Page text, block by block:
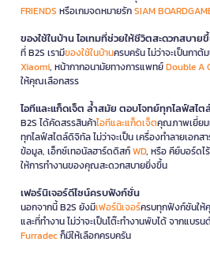
FRIENDS หรือเกมจดหมายรักSIAM
ของใช้ในบ้าน ไอเทมที่ช่วยให้ชีวิตสะดวกสบาย
ที่ B2S เรามีของใช้ในบ้านครบครัน ไม่ว่าจะเป็นกาต้
Xiaomi, หน้ากากอนามัยทางการแพทย์Double A
ให้คุณเลือกสรร
ไอทีและแก็ดเจ็ต ล้ำสมัย ตอบโจทย์ทุกไลฟ์สไต
B2S ได้คัดสรรสินค้าไอทีและแก็ดเจ็ตคุณภาพเยี่ยม
ทุกไลฟ์สไตล์ดิจิทัล ไม่ว่าจะเป็น เครื่องทำลายเอกส
ข้อมูล, เอ็กซ์เทอนัลฮาร์ดดิสก์WD, หรือ คีย์บอร์ดไ
ให้การทำงานของคุณสะดวกสบายยิ่งขึ้น
เฟอร์นิเจอร์ดีไซน์ครบฟังก์ชั่น
นอกจากนี้ B2S ยังมีเฟอร์นิเจอร์ครบทุกฟังก์ชันให้
และที่ทำงาน ไม่ว่าจะเป็นโต๊ะทำงานพับได้ จากแบรน
Furradecก็มีให้เลือกครบครัน